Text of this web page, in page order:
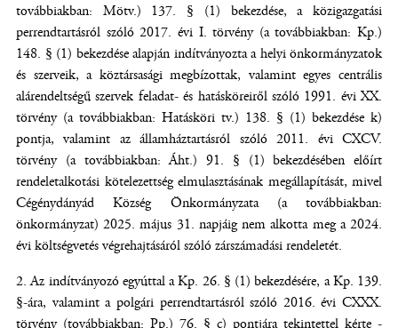
továbbiakban: Mötv.) 137. § (1) bekezdése, a közigazgatási
perrendtartásról szóló 2017. évi I. törvény (a továbbiakban: Kp.)
148. § (1) bekezdése alapján indítványozta a helyi önkormányzatok
és szerveik, a köztársasági megbízottak, valamint egyes centrális
alárendeltségű szervek feladat- és hatásköreiről szóló 1991. évi XX.
törvény (a továbbiakban: Hatásköri tv.) 138. § (1) bekezdése k)
pontja, valamint az államháztartásról szóló 2011. évi CXCV.
törvény (a továbbiakban: Áht.) 91. § (1) bekezdésében előírt
rendeletalkotási kötelezettség elmulasztásának megállapítását, mivel
Cégénydányád Község Önkormányzata (a továbbiakban:
önkormányzat) 2025. május 31. napjáig nem alkotta meg a 2024.
évi költségvetés végrehajtásáról szóló zárszámadási rendeletét.
Az indítványozó egyúttal a Kp. 26. § (1) bekezdésére, a Kp. 139.
§-ára, valamint a polgári perrendtartásról szóló 2016. évi CXXX.
törvény (továbbiakban: Pp.) 76. § c) pontjára tekintettel kérte -